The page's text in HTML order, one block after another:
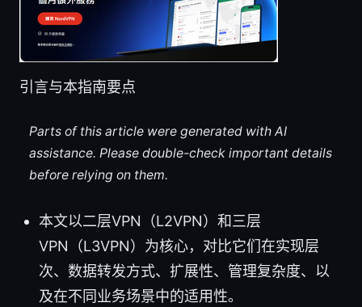
引言与本指南要点
Parts of this article were generated with AI
assistance. Please double-check important details
before relying on them.
本文以二层VPN（L2VPN）和三层
VPN（L3VPN）为核心，对比它们在实现层
次、数据转发方式、扩展性、管理复杂度、以
及在不同业务场景中的适用性。